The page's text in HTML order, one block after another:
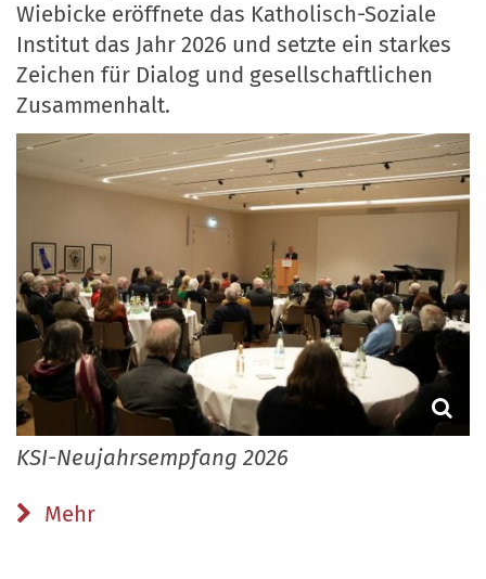
Wiebicke eröffnete das Katholisch-Soziale
Institut das Jahr 2026 und setzte ein starkes
Zeichen für Dialog und gesellschaftlichen
Zusammenhalt.
KSI-Neujahrsempfang 2026
Mehr